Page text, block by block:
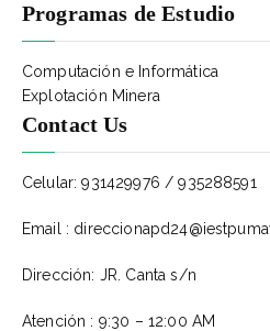
Programas de Estudio
Computación e Informática
Explotación Minera
Contact Us
Celular: 931429976 / 935288591
Email :
Dirección: JR. Canta s/n
Atención : 9:30 – 12:00 AM